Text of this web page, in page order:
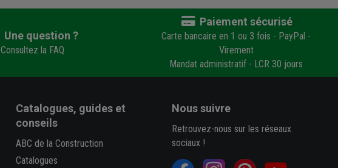
Une question ?
Consultez la FAQ
Paiement sécurisé
Carte bancaire en 1 ou 3 fois - PayPal -
Virement
Mandat administratif - LCR 30 jours
Catalogues, guides et
conseils
ABC de la Construction
Catalogues
Nous suivre
Retrouvez-nous sur les réseaux
sociaux !